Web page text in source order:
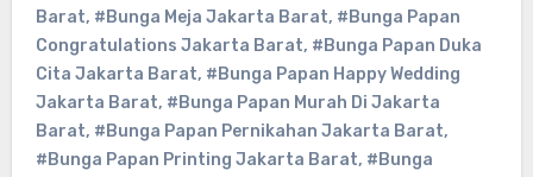
Barat, #Bunga Meja Jakarta Barat, #Bunga Papan
Congratulations Jakarta Barat, #Bunga Papan Duka
Cita Jakarta Barat, #Bunga Papan Happy Wedding
Jakarta Barat, #Bunga Papan Murah Di Jakarta
Barat, #Bunga Papan Pernikahan Jakarta Barat,
#Bunga Papan Printing Jakarta Barat, #Bunga